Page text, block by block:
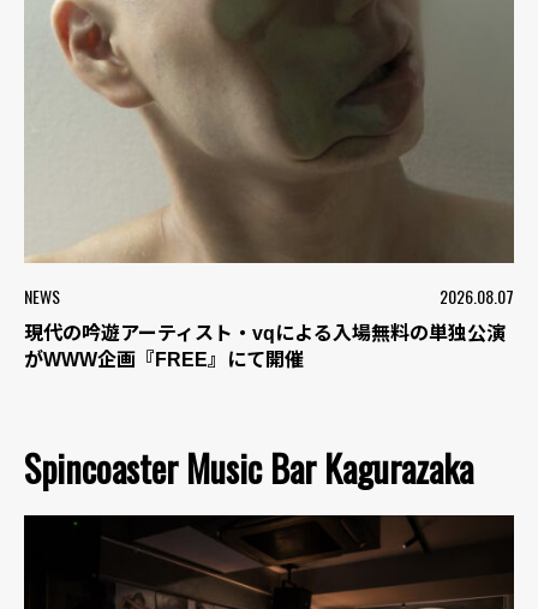
NEWS 2026.08.07
現代の吟遊アーティスト・vqによる入場無料の単独公演
がWWW企画『FREE』にて開催
Spincoaster Music Bar Kagurazaka